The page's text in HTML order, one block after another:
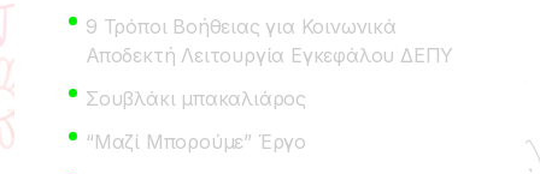
9 Τρόποι Βοήθειας για Κοινωνικά
Αποδεκτή Λειτουργία Εγκεφάλου ΔΕΠΥ
Σουβλάκι μπακαλιάρος
“Μαζί Μπορούμε” Έργο